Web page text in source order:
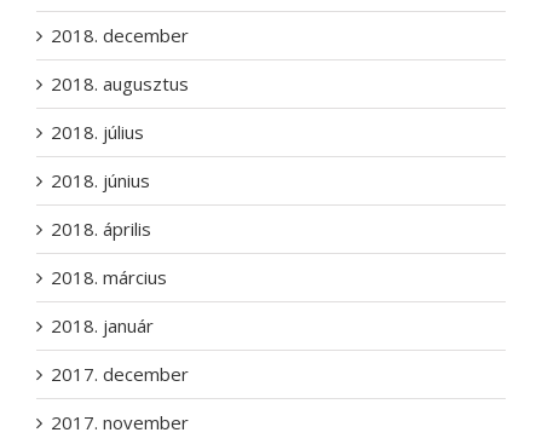
2018. december
2018. augusztus
2018. július
2018. június
2018. április
2018. március
2018. január
2017. december
2017. november